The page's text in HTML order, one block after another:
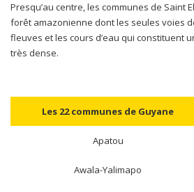
Presqu’au centre, les communes de Saint
forêt amazonienne dont les seules voies
fleuves et les cours d’eau qui constituent
très dense.
Les 22 communes de Guyane
Apatou
Awala-Yalimapo